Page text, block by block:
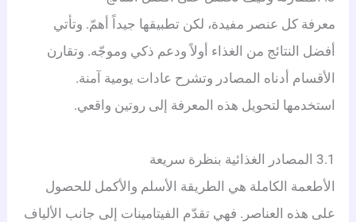
معرفة كل عنصر مفيدة، لكن تطبيقها جيداً أهمّ. وتأتي
أفضل النتائج من الغذاء أولاً ودعم ذكي وموجّه. وتقارن
الأقسام أدناه المصادر وتشرح عادات يومية آمنة.
استخدمها لتحويل هذه المعرفة إلى روتين واقعي.
3.1 المصادر الغذائية بنظرة سريعة
الأطعمة الكاملة هي الطريقة الأسلم والأكمل للحصول
على هذه العناصر. فهي تقدّم الفيتامينات إلى جانب الألياف